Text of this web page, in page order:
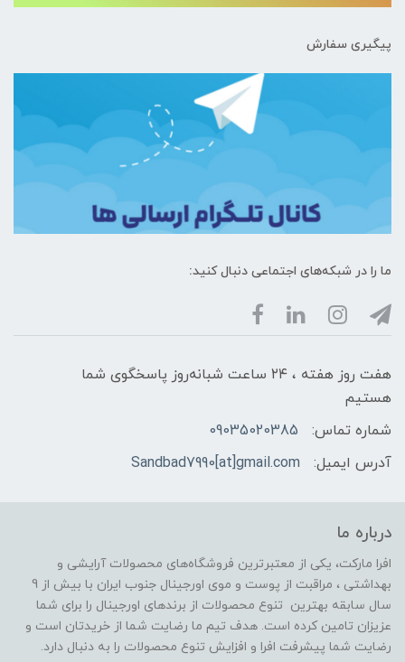
پیگیری سفارش
ما را در شبکه‌های اجتماعی دنبال کنید:
هفت روز هفته ، ۲۴ ساعت شبانه‌روز پاسخگوی شما
هستیم
شماره تماس:
09035020385
آدرس ایمیل:
Sandbad7990[at]gmail.com
درباره ما
افرا مارکت، یکی از معتبرترین فروشگاه‌های محصولات آرایشی و
بهداشتی ، مراقبت از پوست و موی اورجینال جنوب ایران با بیش از 9
سال سابقه بهترین تنوع محصولات از برندهای اورجینال را برای شما
عزیزان تامین کرده است. هدف تیم ما رضایت شما از خریدتان است و
رضایت شما پیشرفت افرا و افزایش تنوع محصولات را به دنبال دارد.